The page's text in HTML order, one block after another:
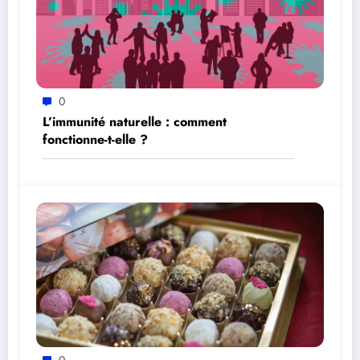
0
L’immunité naturelle : comment
fonctionne-t-elle ?